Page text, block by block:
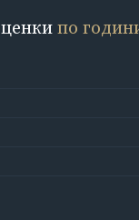
по